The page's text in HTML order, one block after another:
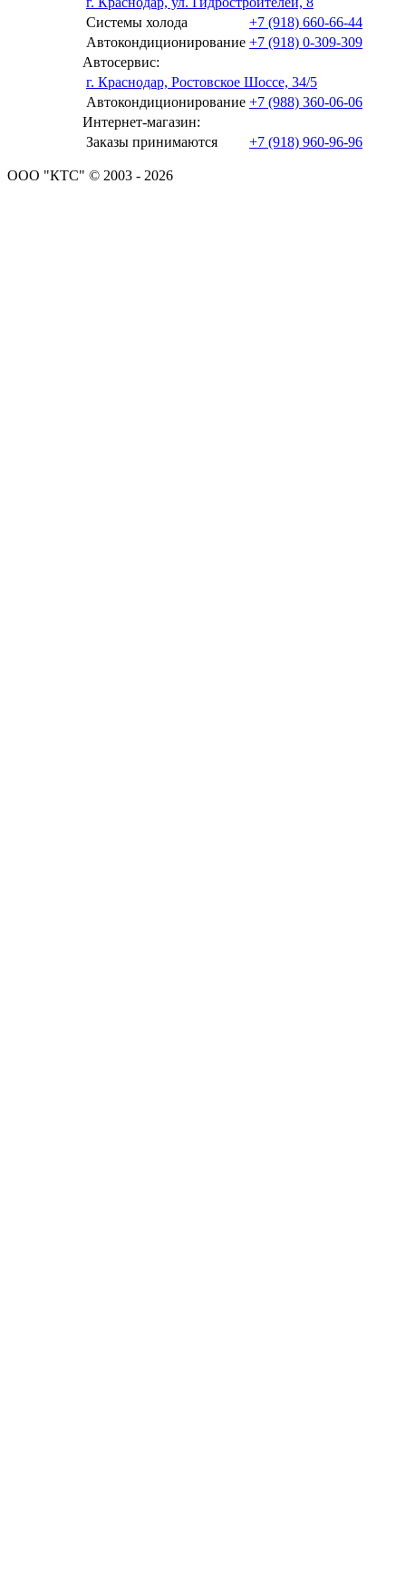
Системы холода
+7 (918) 660-66-44
Автокондиционирование +7 (918) 0-309-309
Автосервис:
г. Краснодар, Ростовское Шоссе, 34/5
Автокондиционирование +7 (988) 360-06-06
Интернет-магазин:
Заказы принимаются
+7 (918) 960-96-96
ООО "КТС" © 2003 - 2026